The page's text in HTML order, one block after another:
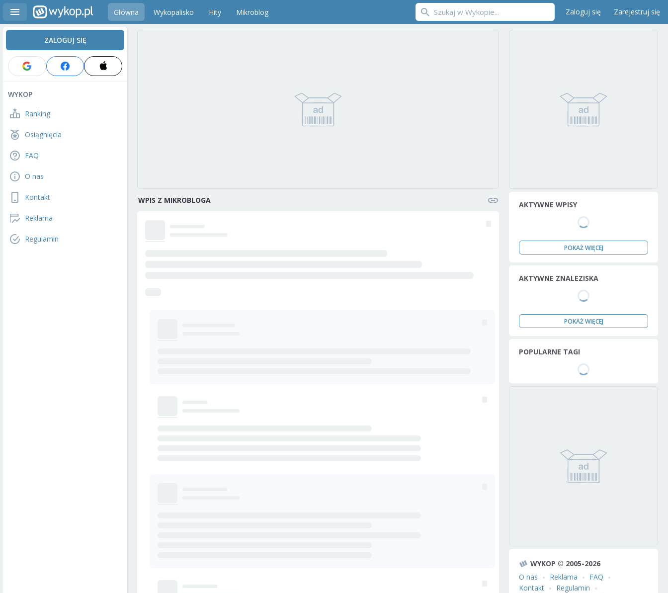
Główna Wykopalisko Hity Mikroblog Zaloguj się Zarejestruj się
ZALOGUJ SIĘ
WYKOP
Ranking
Osiągnięcia
FAQ
O nas
Kontakt
Reklama
Regulamin
WPIS Z MIKROBLOGA AKTYWNE WPISY
POKAŻ WIĘCEJ
AKTYWNE ZNALEZISKA
POKAŻ WIĘCEJ
POPULARNE TAGI
WYKOP © 2005-2026
O nas
Reklama
FAQ
Kontakt
Regulamin